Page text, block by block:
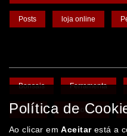
Posts loja online
Bonsais Ferramenta
Vasos Promoções
Política de
Ao clicar emAceitarestá a